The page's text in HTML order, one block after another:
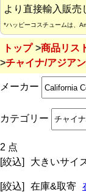
より直接輸入販売
*ハッピーコスチュームは、
トップ 商品リス
チャイナ/アジアン
メーカー
カテゴリー
2 点
[絞込]
大きいサイ
[絞込] 在庫&取寄